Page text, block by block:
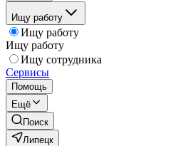
Ищу работу
Ищу работу
Ищу работу
Ищу сотрудника
Сервисы
Помощь
Ещё
Поиск
Липецк